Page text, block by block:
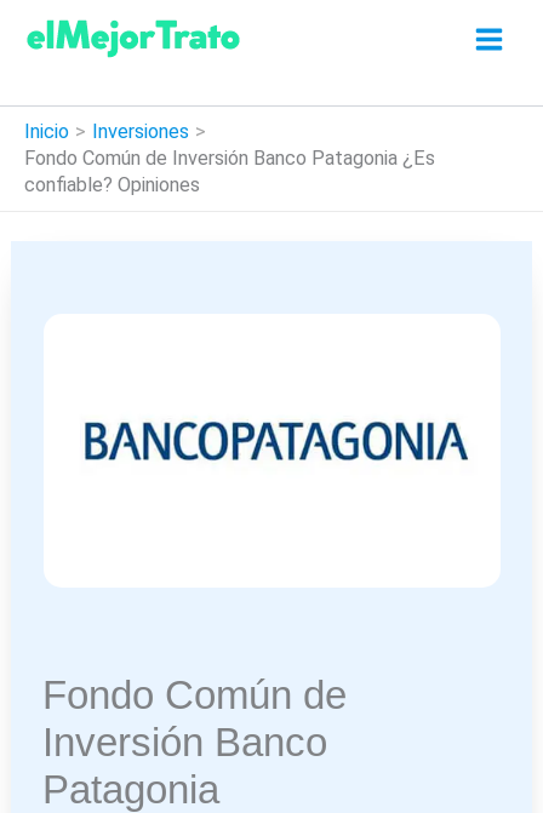
contenido
Inicio
Inversiones
Fondo Común de Inversión Banco Patagonia ¿Es
confiable? Opiniones
Fondo Común de
Inversión Banco
Patagonia